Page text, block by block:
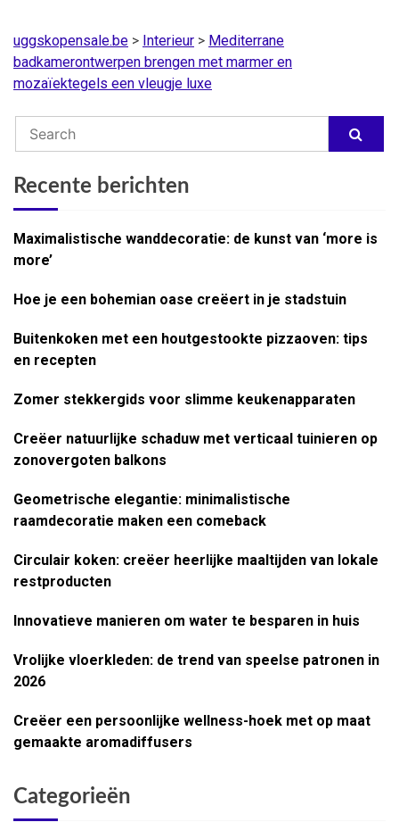
uggskopensale.be > Interieur > Mediterrane
badkamerontwerpen brengen met marmer en
mozaïektegels een vleugje luxe
Recente berichten
Maximalistische wanddecoratie: de kunst van ‘more is
more’
Hoe je een bohemian oase creëert in je stadstuin
Buitenkoken met een houtgestookte pizzaoven: tips
en recepten
Zomer stekkergids voor slimme keukenapparaten
Creëer natuurlijke schaduw met verticaal tuinieren op
zonovergoten balkons
Geometrische elegantie: minimalistische
raamdecoratie maken een comeback
Circulair koken: creëer heerlijke maaltijden van lokale
restproducten
Innovatieve manieren om water te besparen in huis
Vrolijke vloerkleden: de trend van speelse patronen in
2026
Creëer een persoonlijke wellness-hoek met op maat
gemaakte aromadiffusers
Categorieën